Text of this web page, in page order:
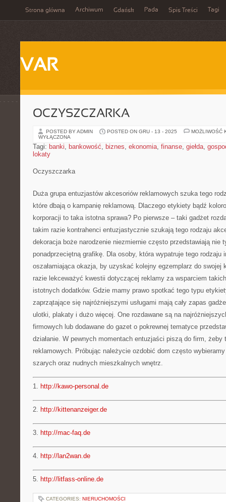
Strona główna Archiwum Gdańsk Pada Spis Treści Tagi
VAR
OCZYSZCZARKA
POSTED BY ADMIN POSTED ON GRU - 13 - 2025
MOŻLIWOŚĆ
WYŁĄCZONA
Tagi: banki, bankowość, biznes, ekonomia, finanse, giełda,
lokaty
Oczyszczarka
Duża grupa entuzjastów akcesoriów reklamowych szuka tego
które dbają o kampanię reklamową. Dlaczego etykiety bądź
korporacji to taka istotna sprawa? Po pierwsze – taki gadżet
takim razie kontrahenci entuzjastycznie szukają tego rodzaju
dekoracja boże narodzenie niezmiernie często przedstawiają nie
ponadprzeciętną grafikę. Dla osoby, która wypatruje tego rodzaju
oszałamiająca okazja, by uzyskać kolejny egzemplarz do swojej
razie lekceważyć kwestii dotyczącej reklamy za wsparciem
istotnych dodatków. Gdzie mamy prawo spotkać tego typu
zaprzątające się najróżniejszymi usługami mają cały zapas
ulotki, plakaty i dużo więcej. One rozdawane są na
firmowych lub dodawane do gazet o pokrewnej tematyce
działanie. W pewnych momentach entuzjaści piszą do firm, żeby
reklamowych. Próbując należycie ozdobić dom często
szarych oraz nudnych mieszkalnych wnętrz.
1. http://kawo-personal.de
2. http://kittenanzeiger.de
3. http://mac-faq.de
4. http://lan2wan.de
5. http://litfass-online.de
CATEGORIES: NIERUCHOMOŚCI